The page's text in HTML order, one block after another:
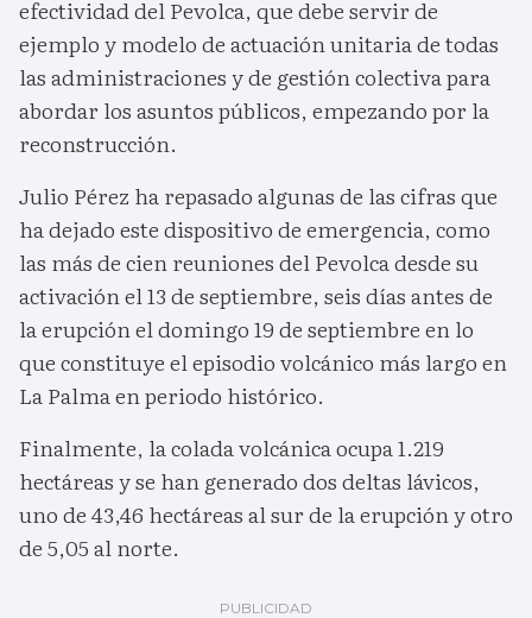
efectividad del Pevolca, que debe servir de
ejemplo y modelo de actuación unitaria de todas
las administraciones y de gestión colectiva para
abordar los asuntos públicos, empezando por la
reconstrucción.
Julio Pérez ha repasado algunas de las cifras que
ha dejado este dispositivo de emergencia, como
las más de cien reuniones del Pevolca desde su
activación el 13 de septiembre, seis días antes de
la erupción el domingo 19 de septiembre en lo
que constituye el episodio volcánico más largo en
La Palma en periodo histórico.
Finalmente, la colada volcánica ocupa 1.219
hectáreas y se han generado dos deltas lávicos,
uno de 43,46 hectáreas al sur de la erupción y otro
de 5,05 al norte.